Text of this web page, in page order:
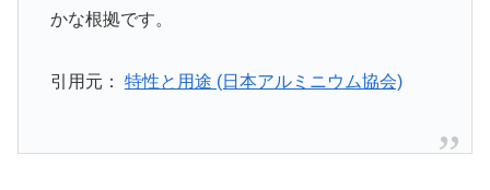
かな根拠です。
引用元： 特性と用途 (日本アルミニウム協会)